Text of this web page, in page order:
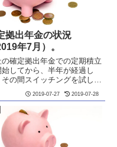
拠出年金の状況
年7月）。
の確定拠出年金での定期積立
始してから、半年が経過し
その間スイッチングを試し
約定までの時間を調べてみた
ていた。米中貿易摩擦の状況
キャッシュポジションを増
たほうが良さそうだと思った
、確定拠出年金でも反映して
2019-07-27 2019-07-28